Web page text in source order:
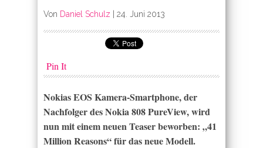
Von Daniel Schulz 24. Juni 2013
Pin It
Nokias EOS Kamera-Smartphone, der
Nachfolger des Nokia 808 PureView, wird
nun mit einem neuen Teaser beworben: „41
Million Reasons“ für das neue Modell.